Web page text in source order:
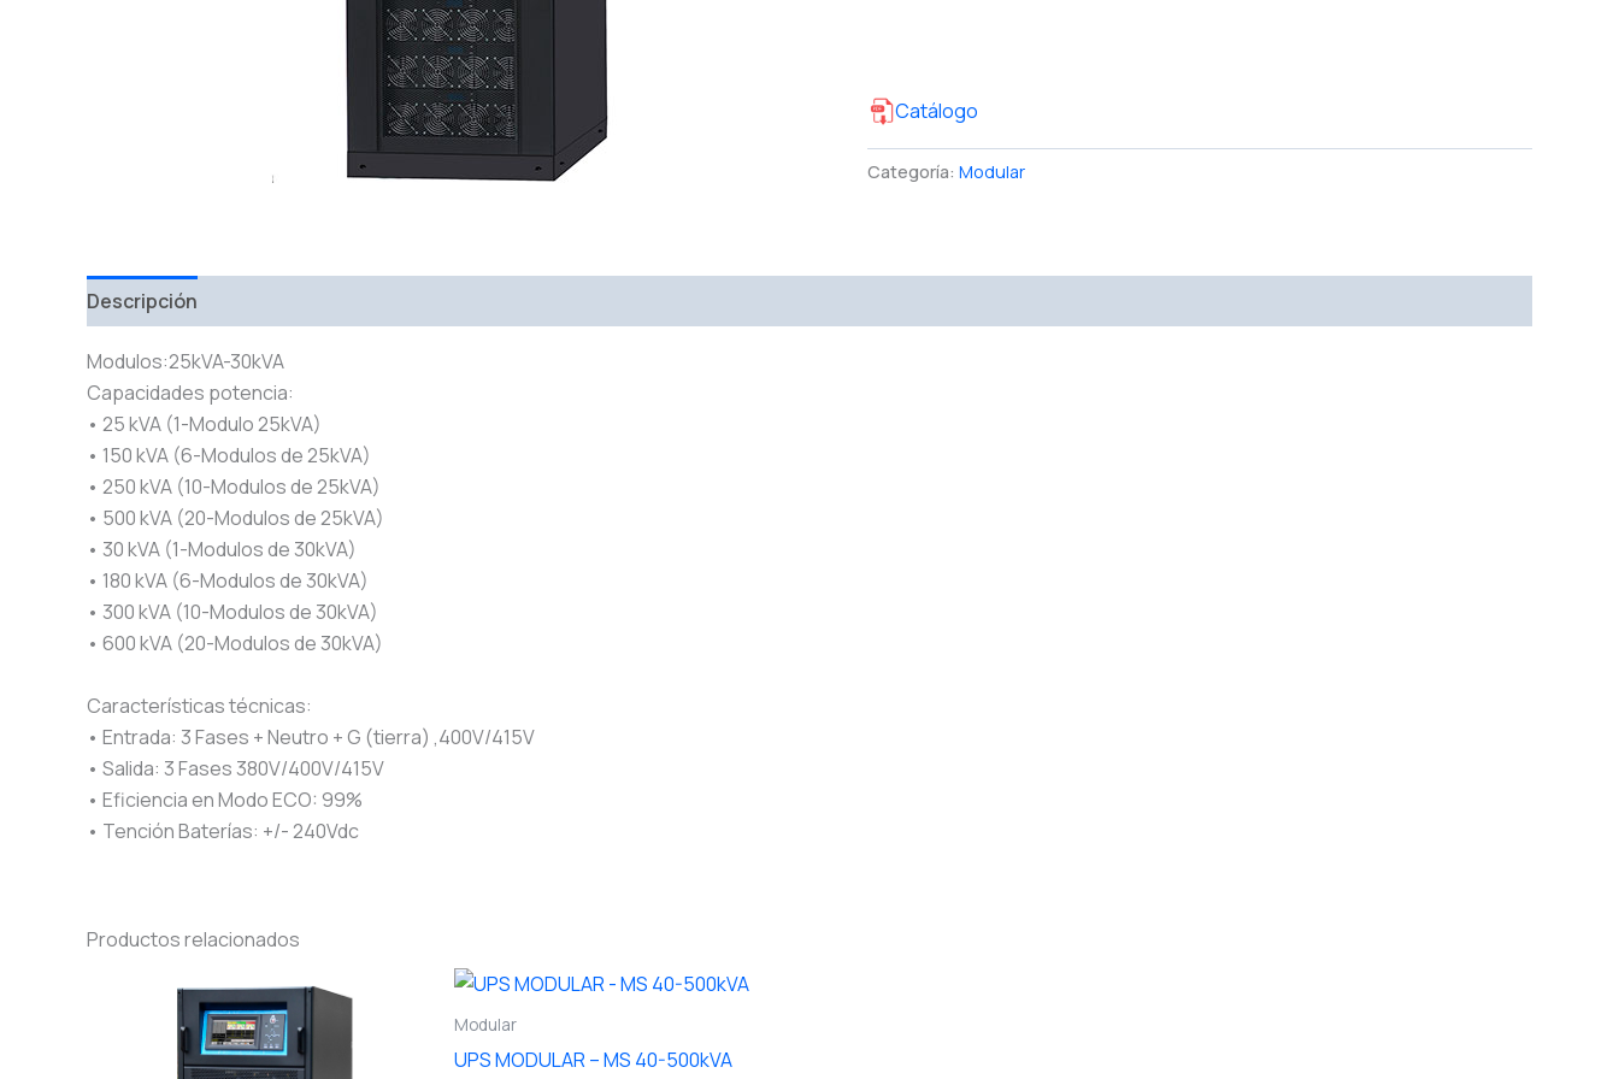
Catálogo
Categoría: Modular
Descripción
Modulos:25kVA-30kVA
Capacidades potencia:
• 25 kVA (1-Modulo 25kVA)
• 150 kVA (6-Modulos de 25kVA)
• 250 kVA (10-Modulos de 25kVA)
• 500 kVA (20-Modulos de 25kVA)
• 30 kVA (1-Modulos de 30kVA)
• 180 kVA (6-Modulos de 30kVA)
• 300 kVA (10-Modulos de 30kVA)
• 600 kVA (20-Modulos de 30kVA)
Características técnicas:
• Entrada: 3 Fases + Neutro + G (tierra) ,400V/415V
• Salida: 3 Fases 380V/400V/415V
• Eficiencia en Modo ECO: 99%
• Tención Baterías: +/- 240Vdc
Productos relacionados
Modular
UPS MODULAR – MS 40-500kVA